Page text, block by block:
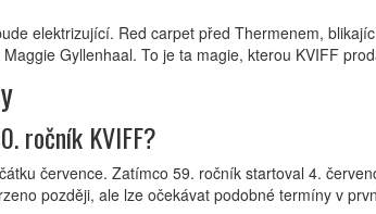
elektrizující. Red carpet před Thermenem,
Gyllenhaal. To je ta magie, kterou KVIFF
ročník KVIFF?
července. Zatímco 59. ročník startoval 4.
později, ale lze očekávat podobné termíny v